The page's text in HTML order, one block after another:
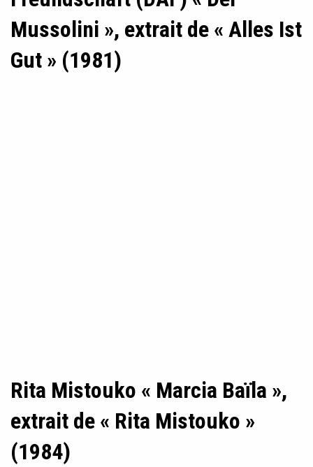
Mussolini », extrait de « Alles Ist
Gut » (1981)
Rita Mistouko « Marcia Baïla »,
extrait de « Rita Mistouko »
(1984)